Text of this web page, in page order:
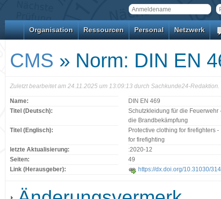
Organisation Ressourcen Personal Netzwerk
CMS » Norm: DIN EN
Zuletzt bearbeitet am 24.11.2025 um 13:09:13 durch Sachkunde24-Redaktion.
Name:
DIN EN 469
Titel (Deutsch):
Schutzkleidung für die
die Brandbekämpfung
Titel (Englisch):
Protective clothing for firefighters
for firefighting
letzte Aktualisierung:
:2020-12
Seiten:
49
Link (Herausgeber):
https://dx.doi.org/10.31030/